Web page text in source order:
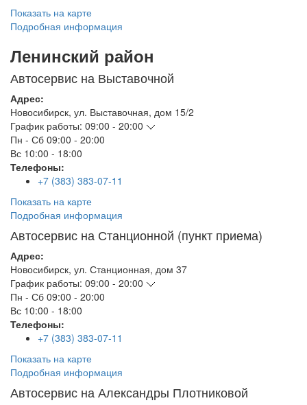
Показать на карте
Подробная информация
Ленинский район
Автосервис на Выставочной
Адрес:
Новосибирск, ул. Выставочная, дом 15/2
График работы: 09:00 - 20:00
Пн - Сб 09:00 - 20:00
Вс 10:00 - 18:00
Телефоны:
+7 (383) 383-07-11
Показать на карте
Подробная информация
Автосервис на Станционной (пункт приема)
Адрес:
Новосибирск, ул. Станционная, дом 37
График работы: 09:00 - 20:00
Пн - Сб 09:00 - 20:00
Вс 10:00 - 18:00
Телефоны:
+7 (383) 383-07-11
Показать на карте
Подробная информация
Автосервис на Александры Плотниковой